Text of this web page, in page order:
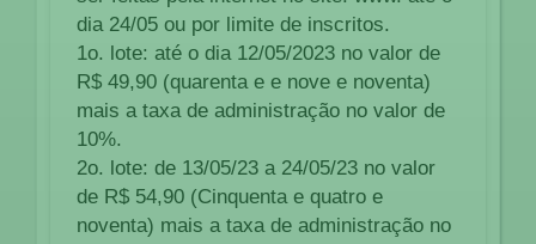
dia 24/05 ou por limite de inscritos.
1o. lote: até o dia 12/05/2023 no valor de
R$ 49,90 (quarenta e e nove e noventa)
mais a taxa de administração no valor de
10%.
2o. lote: de 13/05/23 a 24/05/23 no valor
de R$ 54,90 (Cinquenta e quatro e
noventa) mais a taxa de administração no